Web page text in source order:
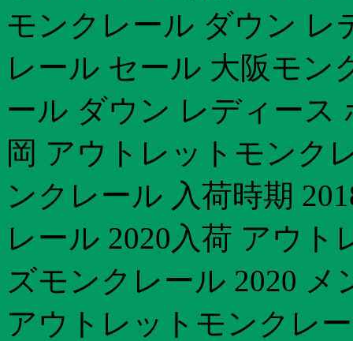
モンクレール ダウン レ
レール セール 大阪モン
ール ダウン レディース
岡 アウトレットモンク
ンクレール 入荷時期
レール 2020入荷 アウ
ズモンクレール 2020
アウトレットモンクレ